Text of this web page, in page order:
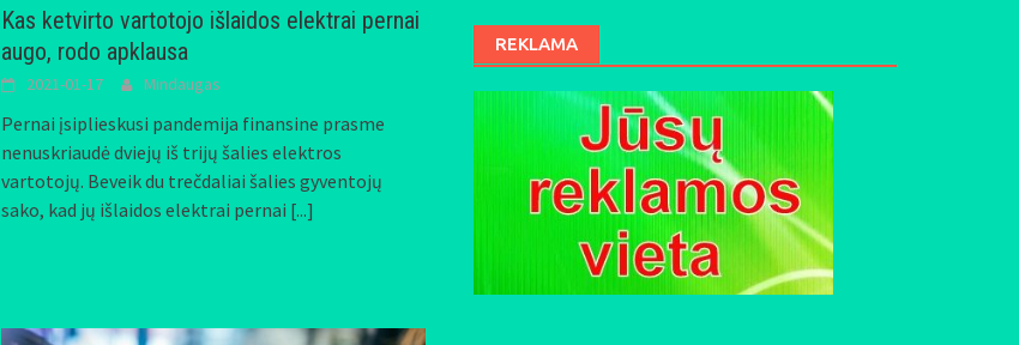
Kas ketvirto vartotojo išlaidos elektrai pernai
augo, rodo apklausa
2021-01-17 Mindaugas
Pernai įsiplieskusi pandemija finansine prasme
nenuskriaudė dviejų iš trijų šalies elektros
vartotojų. Beveik du trečdaliai šalies gyventojų
sako, kad jų išlaidos elektrai pernai [...]
REKLAMA